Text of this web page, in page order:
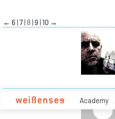
Academy
← 6 7 8 9 10 →